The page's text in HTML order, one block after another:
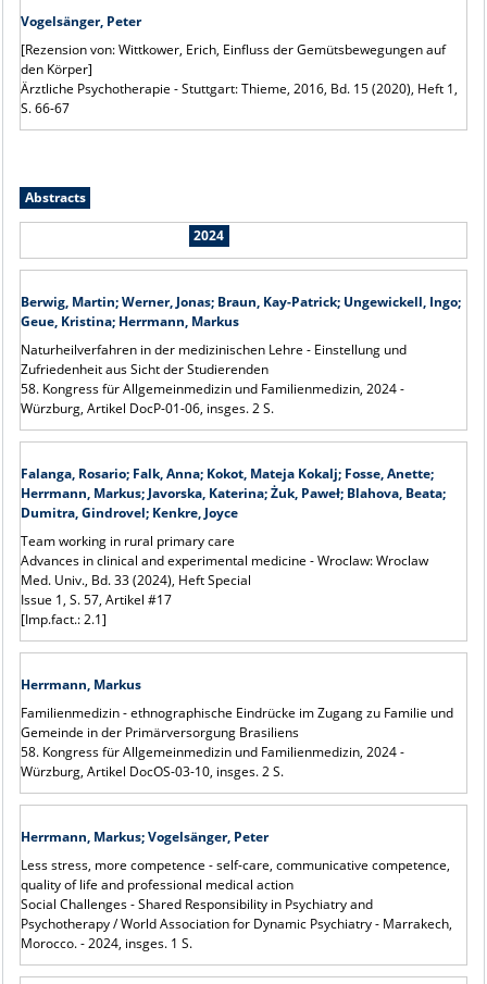
Vogelsänger, Peter
[Rezension von: Wittkower, Erich, Einfluss der Gemütsbewegungen auf
den Körper]
Ärztliche Psychotherapie - Stuttgart: Thieme, 2016, Bd. 15 (2020), Heft 1,
S. 66-67
Abstracts
2024
Berwig, Martin; Werner, Jonas; Braun, Kay-Patrick; Ungewickell, Ingo;
Geue, Kristina; Herrmann, Markus
Naturheilverfahren in der medizinischen Lehre - Einstellung und
Zufriedenheit aus Sicht der Studierenden
58. Kongress für Allgemeinmedizin und Familienmedizin, 2024 -
Würzburg, Artikel DocP-01-06, insges. 2 S.
Falanga, Rosario; Falk, Anna; Kokot, Mateja Kokalj; Fosse, Anette;
Herrmann, Markus; Javorska, Katerina;Żuk, Paweł; Blahova, Beata;
Dumitra, Gindrovel; Kenkre, Joyce
Team working in rural primary care
Advances in clinical and experimental medicine - Wroclaw: Wroclaw
Med. Univ., Bd. 33 (2024), Heft Special
Issue 1, S. 57, Artikel #17
[Imp.fact.: 2.1]
Herrmann, Markus
Familienmedizin - ethnographische Eindrücke im Zugang zu Familie und
Gemeinde in der Primärversorgung Brasiliens
58. Kongress für Allgemeinmedizin und Familienmedizin, 2024 -
Würzburg, Artikel DocOS-03-10, insges. 2 S.
Herrmann, Markus; Vogelsänger, Peter
Less stress, more competence - self-care, communicative competence,
quality of life and professional medical action
Social Challenges - Shared Responsibility in Psychiatry and
Psychotherapy / World Association for Dynamic Psychiatry - Marrakech,
Morocco. - 2024, insges. 1 S.